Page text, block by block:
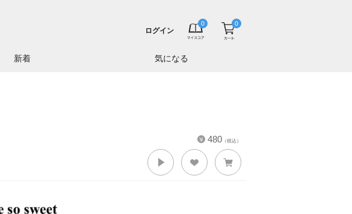
新着 気になる
ログイン
480 （税込）